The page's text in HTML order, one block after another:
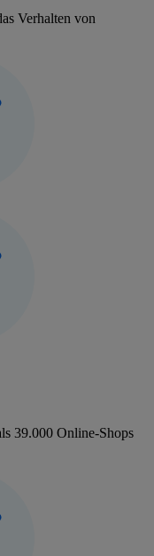
Verhalten von
39.000 Online-Shops